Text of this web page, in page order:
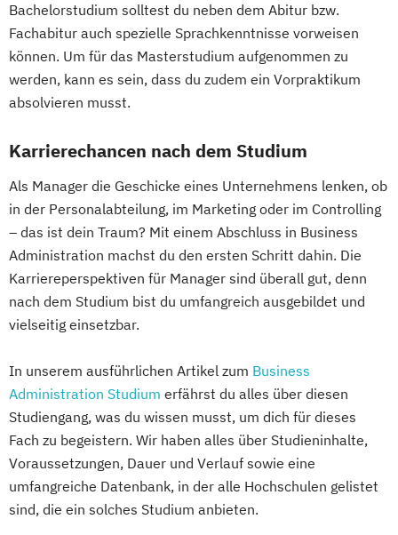
Bachelorstudium solltest du neben dem Abitur bzw.
Fachabitur auch spezielle Sprachkenntnisse vorweisen
können. Um für das Masterstudium aufgenommen zu
werden, kann es sein, dass du zudem ein Vorpraktikum
absolvieren musst.
Karrierechancen nach dem Studium
Als Manager die Geschicke eines Unternehmens lenken, ob
in der Personalabteilung, im Marketing oder im Controlling
– das ist dein Traum? Mit einem Abschluss in Business
Administration machst du den ersten Schritt dahin. Die
Karriereperspektiven für Manager sind überall gut, denn
nach dem Studium bist du umfangreich ausgebildet und
vielseitig einsetzbar.
In unserem ausführlichen Artikel zum Business
Administration Studium erfährst du alles über diesen
Studiengang, was du wissen musst, um dich für dieses
Fach zu begeistern. Wir haben alles über Studieninhalte,
Voraussetzungen, Dauer und Verlauf sowie eine
umfangreiche Datenbank, in der alle Hochschulen gelistet
sind, die ein solches Studium anbieten.